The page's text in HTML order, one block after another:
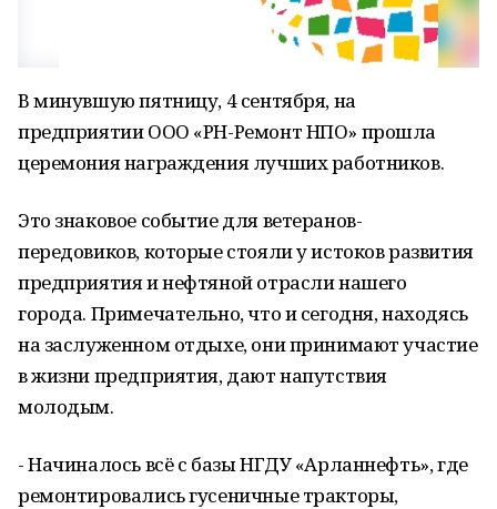
В минувшую пятницу, 4 сентября, на
предприятии ООО «РН-Ремонт НПО» прошла
церемония награждения лучших работников.
Это знаковое событие для ветеранов-
передовиков, которые стояли у истоков развития
предприятия и нефтяной отрасли нашего
города. Примечательно, что и сегодня, находясь
на заслуженном отдыхе, они принимают участие
в жизни предприятия, дают напутствия
молодым.
- Начиналось всё с базы НГДУ «Арланнефть», где
ремонтировались гусеничные тракторы,